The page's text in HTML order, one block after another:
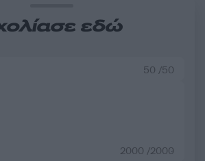
εδώ
50 /50
2000 /2000